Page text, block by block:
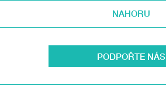
NAHORU
PODPOŘTE NÁS